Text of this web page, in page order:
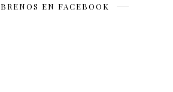
EN FACEBOOK